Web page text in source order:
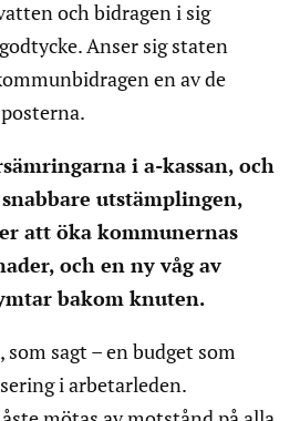
och bidragen i sig
Anser sig staten
en av de
i a-kassan, och
utstämplingen,
att öka kommunernas
och en ny våg av
bakom knuten.
sagt – en budget som
i arbetarleden.